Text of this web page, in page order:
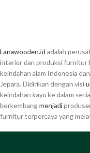
Lanawooden.id adalah
interior dan produksi furnitur
keindahan alam Indonesia
Jepara. Didirikan dengan visi
keindahan kayu ke dalam
berkembangmenjadi
furnitur terpercaya yang